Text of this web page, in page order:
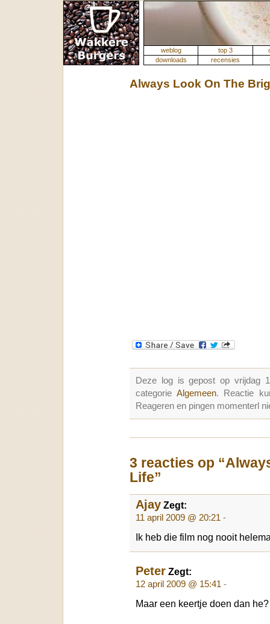
weblog top 3
downloads
recensies
Always Look On The
Deze log is gepost op vrijdag
categorie Algemeen. Reactie
Reageren en pingen momenterl
3 reacties op
Life”
Ajay Zegt:
11 april 2009 @ 20:21 -
Ik heb die film nog nooit
Peter Zegt:
12 april 2009 @ 15:41 -
Maar een keertje doen dan